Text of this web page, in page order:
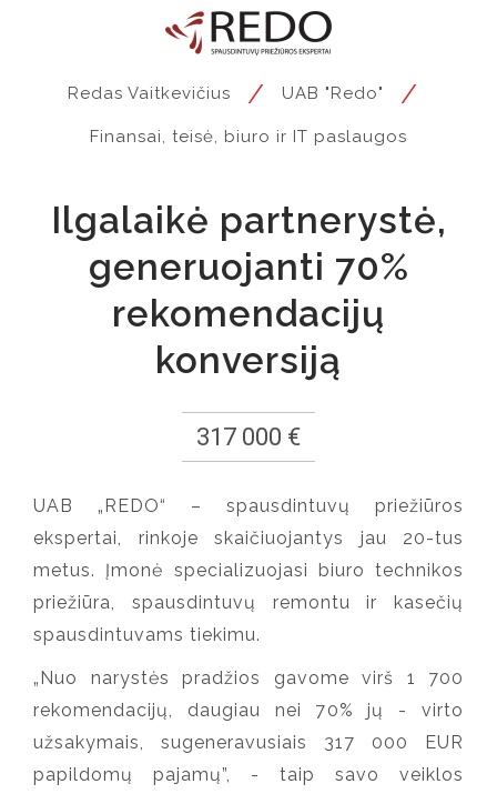
Redas Vaitkevičius / UAB "Redo" /
Finansai, teisė, biuro ir IT paslaugos
Ilgalaikė partnerystė,
generuojanti 70%
rekomendacijų
konversiją
317 000 €
UAB „REDO“ – spausdintuvų priežiūros
ekspertai, rinkoje skaičiuojantys jau 20-tus
metus. Įmonė specializuojasi biuro technikos
priežiūra, spausdintuvų remontu ir kasečių
spausdintuvams tiekimu.
„Nuo narystės pradžios gavome virš 1 700
rekomendacijų, daugiau nei 70% jų - virto
užsakymais, sugeneravusiais 317 000 EUR
papildomų pajamų”, - taip savo veiklos